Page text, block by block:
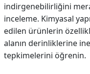
indirgenebilirliğini
inceleme. Kimyasal
edilen ürünlerin
alanın derinliklerine
tepkimelerini öğrenin.